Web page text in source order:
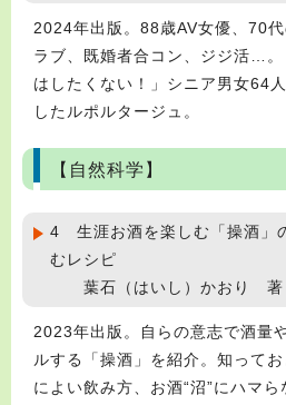
2024年出版。88歳AV女優、70
ラブ、既婚者合コン、ジジ活…
はしたくない！」シニア男女64
したルポルタージュ。
【自然科学】
4 生涯お酒を楽しむ「操酒」
むレシピ
葉石（はいし）かお
2023年出版。自らの意志で酒量
ルする「操酒」を紹介。知って
によい飲み方、お酒“沼”にハマ